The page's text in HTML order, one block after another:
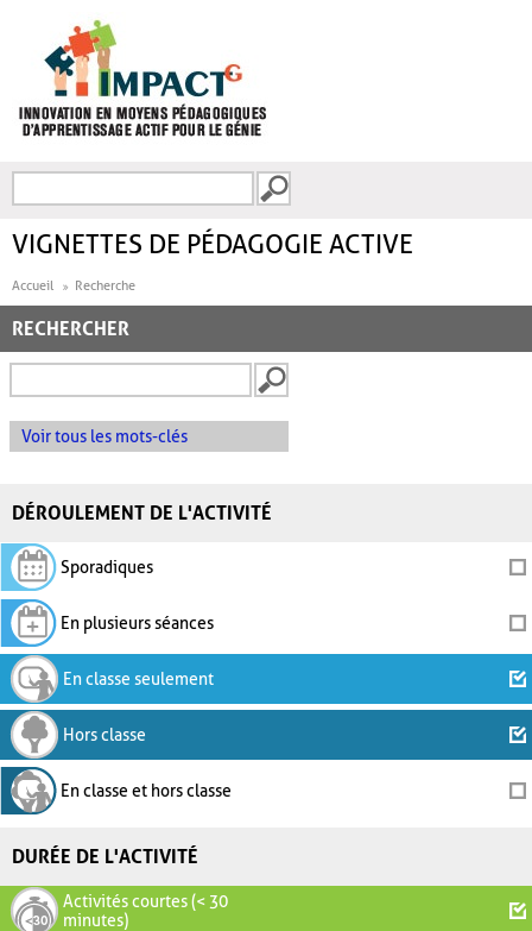
FORMULAIRE DE
VIGNETTES DE PÉDAGOGIE ACTIVE
Accueil Recherche
RECHERCHER
Voir tous les mots-clés
DÉROULEMENT DE L'ACTIVITÉ
Sporadiques
En plusieurs séances
En classe seulement
Hors classe
En classe et hors classe
DURÉE DE L'ACTIVITÉ
Activités courtes (< 30
minutes)